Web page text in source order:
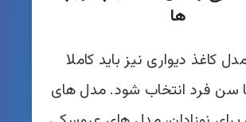
ها
کاغذ دیواری نیز باید کاملا
سن فرد انتخاب شود. مدل های